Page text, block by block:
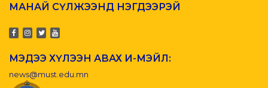
МАНАЙ СҮЛЖЭЭНД НЭГДЭЭРЭЙ
МЭДЭЭ ХҮЛЭЭН АВАХ И-МЭЙЛ:
news@must.edu.mn